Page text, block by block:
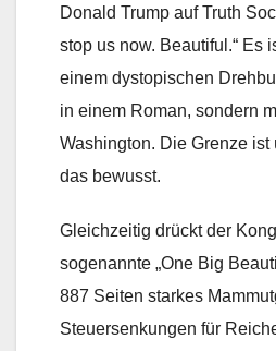
Donald Trump auf Truth
stop us now. Beautiful.“ Es
einem dystopischen
in einem Roman, sondern
Washington. Die Grenze ist
das bewusst.
Gleichzeitig drückt der
sogenannte „One Big
887 Seiten starkes
Steuersenkungen für